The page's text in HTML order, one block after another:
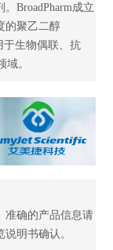
BroadPharm成立
的聚乙二醇
于生物偶联、抗
。
准确的产品信息请
明书确认。